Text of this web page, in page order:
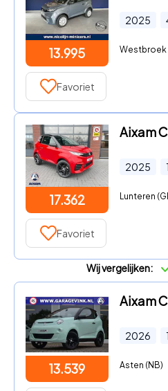
13.995
2025
Westbroek
Favoriet
17.362
2025 1
Lunteren
Favoriet
Wij vergelijken:
13.539
2026 1
Asten (NB)